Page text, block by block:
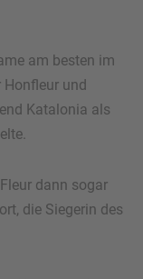
am besten im
und
Katalonia als
dann sogar
die Siegerin des